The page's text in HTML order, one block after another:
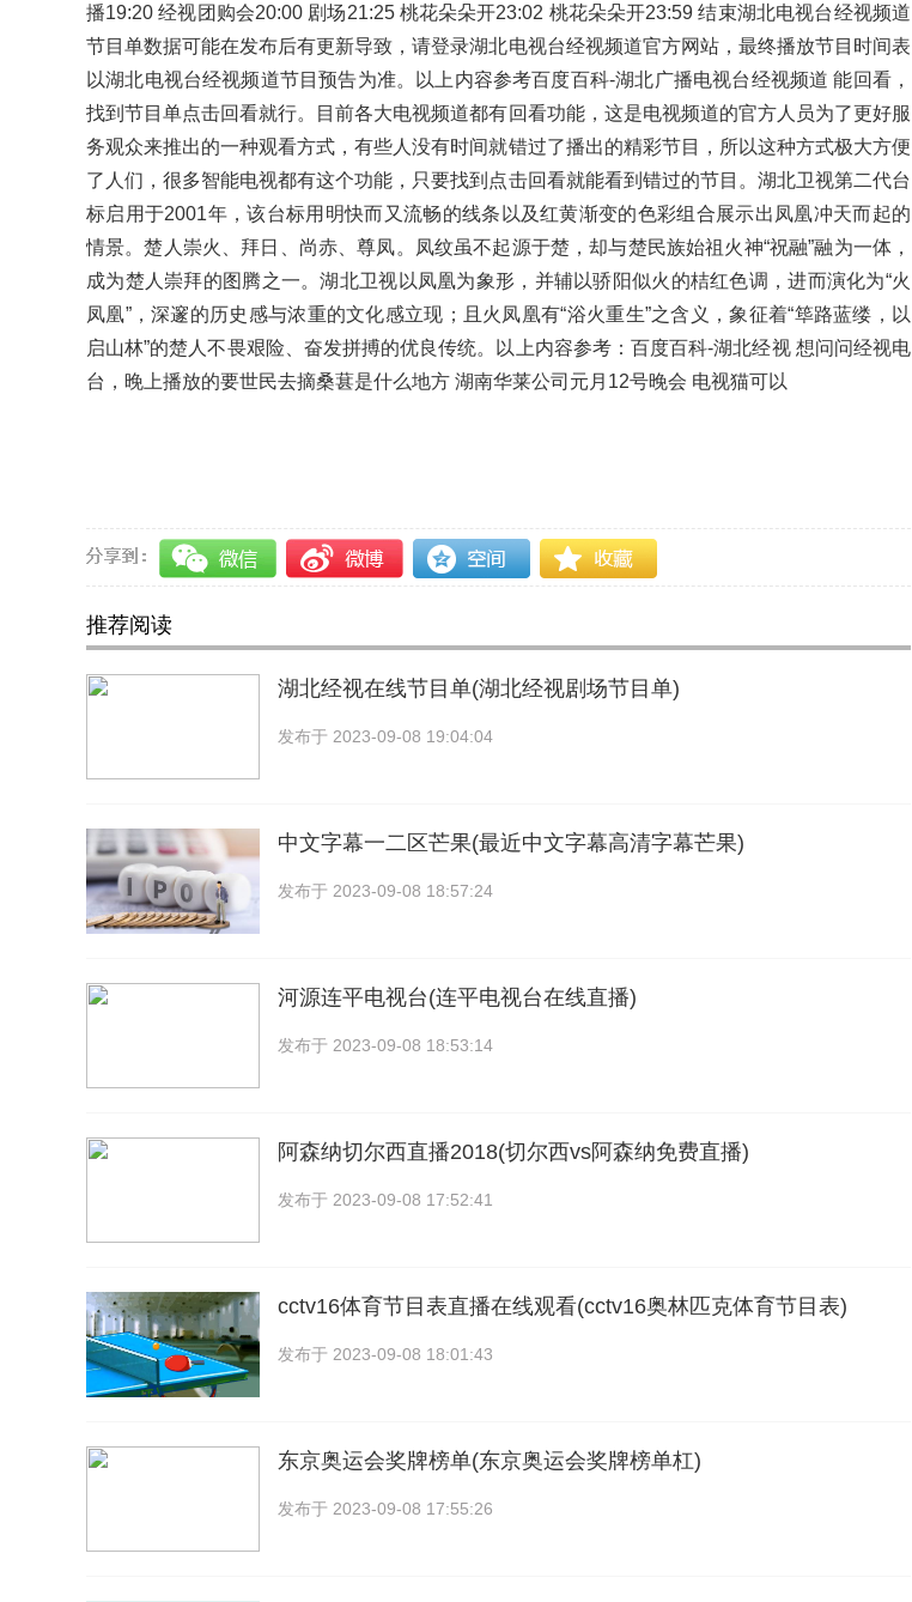
播19:20 经视团购会20:00 剧场21:25 桃花朵朵开23:02 桃花朵朵开23:59 结束湖北电视台经视频道
节目单数据可能在发布后有更新导致，请登录湖北电视台经视频道官方网站，最终播放节目时间表
以湖北电视台经视频道节目预告为准。以上内容参考百度百科-湖北广播电视台经视频道 能回看，
找到节目单点击回看就行。目前各大电视频道都有回看功能，这是电视频道的官方人员为了更好服
务观众来推出的一种观看方式，有些人没有时间就错过了播出的精彩节目，所以这种方式极大方便
了人们，很多智能电视都有这个功能，只要找到点击回看就能看到错过的节目。湖北卫视第二代台
标启用于2001年，该台标用明快而又流畅的线条以及红黄渐变的色彩组合展示出凤凰冲天而起的
情景。楚人崇火、拜日、尚赤、尊凤。凤纹虽不起源于楚，却与楚民族始祖火神“祝融”融为一体，
成为楚人崇拜的图腾之一。湖北卫视以凤凰为象形，并辅以骄阳似火的桔红色调，进而演化为“火
凤凰”，深邃的历史感与浓重的文化感立现；且火凤凰有“浴火重生”之含义，象征着“筚路蓝缕，以
启山林”的楚人不畏艰险、奋发拼搏的优良传统。以上内容参考：百度百科-湖北经视 想问问经视电
台，晚上播放的要世民去摘桑葚是什么地方 湖南华莱公司元月12号晚会 电视猫可以
推荐阅读
湖北经视在线节目单(湖北经视剧场节目单)
发布于 2023-09-08 19:04:04
中文字幕一二区芒果(最近中文字幕高清字幕芒果)
发布于 2023-09-08 18:57:24
河源连平电视台(连平电视台在线直播)
发布于 2023-09-08 18:53:14
阿森纳切尔西直播2018(切尔西vs阿森纳免费直播)
发布于 2023-09-08 17:52:41
cctv16体育节目表直播在线观看(cctv16奥林匹克体育节目表)
发布于 2023-09-08 18:01:43
东京奥运会奖牌榜单(东京奥运会奖牌榜单杠)
发布于 2023-09-08 17:55:26